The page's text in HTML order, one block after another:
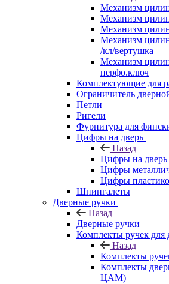
Механизм
Механизм
Механизм
Механизм
/кл/вертушка
Механизм
перфо.ключ
Комплектующие для
Ограничитель
Петли
Ригели
Фурнитура для
Цифры на дверь
Назад
Цифры на дверь
Цифры
Цифры
Шпингалеты
Дверные ручки
Назад
Дверные ручки
Комплекты ручек для
Назад
Комплекты
Комплекты
ЦАМ)